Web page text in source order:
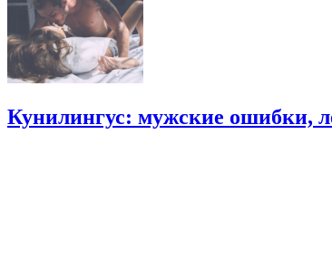
Кунилингус: мужские ошибки,